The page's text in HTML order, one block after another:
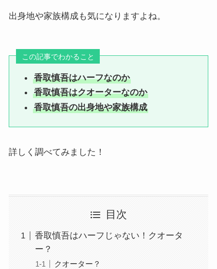
出身地や家族構成も気になりますよね。
この記事でわかること
香取慎吾はハーフなのか
香取慎吾はクオーターなのか
香取慎吾の出身地や家族構成
詳しく調べてみました！
目次
香取慎吾はハーフじゃない！クオータ
ー？
クオーター？